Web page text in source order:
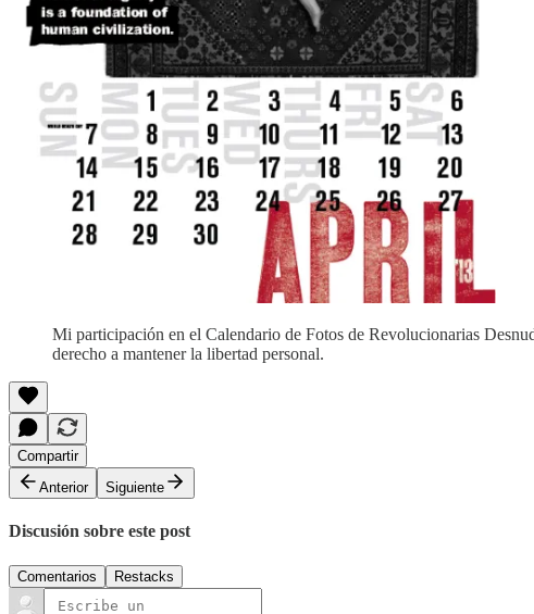
Mi participación en el Calendario de Fotos de Revolucionarias
derecho a mantener la libertad personal.
Compartir
Anterior
Siguiente
Discusión sobre este post
Comentarios Restacks